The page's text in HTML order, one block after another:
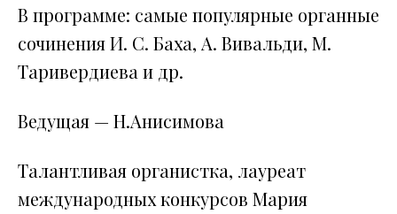
В программе: самые популярные органные
сочинения И. С. Баха, А. Вивальди, М.
Таривердиева и др.
Ведущая — Н.Анисимова
Талантливая органистка, лауреат
международных конкурсов Мария